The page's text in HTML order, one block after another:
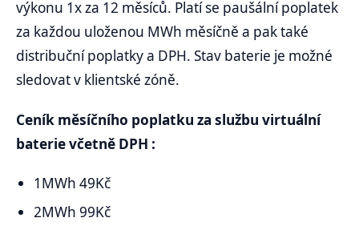
výkonu 1x za 12 měsíců. Platí se paušální poplatek
za každou uloženou MWh měsíčně a pak také
distribuční poplatky a DPH. Stav baterie je možné
sledovat v klientské zóně.
Ceník měsíčního poplatku za službu virtuální
baterie včetně DPH :
1MWh 49Kč
2MWh 99Kč